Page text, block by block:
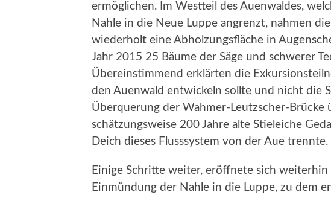
ermöglichen. Im Westteil des Auenwaldes,
Nahle in die Neue Luppe angrenzt, nahmen
wiederholt eine Abholzungsfläche in
Jahr 2015 25 Bäume der Säge und schwerer
Übereinstimmend erklärten die
den Auenwald entwickeln sollte und nicht die
Überquerung der Wahmer-Leutzscher-Brücke
schätzungsweise 200 Jahre alte Stieleiche
Deich dieses Flusssystem von der Aue trennte.
Einige Schritte weiter, eröffnete sich weiterhin
Einmündung der Nahle in die Luppe, zu dem